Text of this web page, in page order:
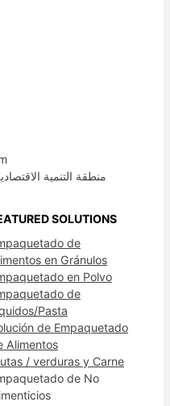
SOLUTIONS
de
en Gránulos
en Polvo
de
Pasta
de Empaquetado
Alimentos
/ verduras y Carne
de No